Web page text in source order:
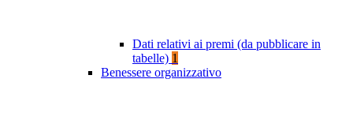
Dati relativi ai premi (da pubblicare in
tabelle) 1
Benessere organizzativo